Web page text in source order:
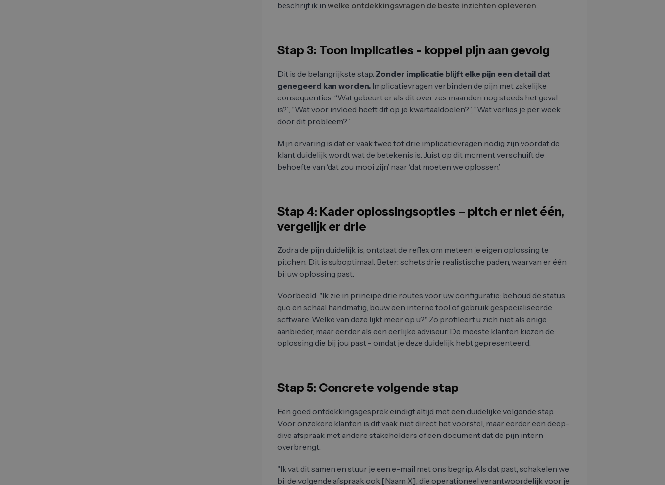
beschrijf ik in welke ontdekkingsvragen de beste inzichten opleveren.
Stap 3: Toon implicaties - koppel pijn aan gevolg
Dit is de belangrijkste stap. Zonder implicatie blijft elke pijn een detail dat
genegeerd kan worden. Implicatievragen verbinden de pijn met zakelijke
consequenties: “Wat gebeurt er als dit over zes maanden nog steeds het geval
is?”, “Wat voor invloed heeft dit op je kwartaaldoelen?”, “Wat verlies je per week
door dit probleem?”
Mijn ervaring is dat er vaak twee tot drie implicatievragen nodig zijn voordat de
klant duidelijk wordt wat de betekenis is. Juist op dit moment verschuift de
behoefte van ‘dat zou mooi zijn’ naar ‘dat moeten we oplossen.’
Stap 4: Kader oplossingsopties – pitch er niet één,
vergelijk er drie
Zodra de pijn duidelijk is, ontstaat de reflex om meteen je eigen oplossing te
pitchen. Dit is suboptimaal. Beter: schets drie realistische paden, waarvan er één
bij uw oplossing past.
Voorbeeld: "Ik zie in principe drie routes voor uw configuratie: behoud de status
quo en schaal handmatig, bouw een interne tool of gebruik gespecialiseerde
software. Welke van deze lijkt meer op u?" Zo profileert u zich niet als enige
aanbieder, maar eerder als een eerlijke adviseur. De meeste klanten kiezen de
oplossing die bij jou past - omdat je deze duidelijk hebt gepresenteerd.
Stap 5: Concrete volgende stap
Een goed ontdekkingsgesprek eindigt altijd met een duidelijke volgende stap.
Voor onzekere klanten is dit vaak niet direct het voorstel, maar eerder een deep-
dive afspraak met andere stakeholders of een document dat de pijn intern
overbrengt.
"Ik vat dit samen en stuur je een e-mail met ons begrip. Als dat past, schakelen we
bij de volgende afspraak ook [Naam X], die operationeel verantwoordelijk voor je